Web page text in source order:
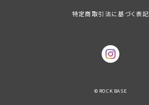
特定商取引法に基づく表記
© ROCK BASE